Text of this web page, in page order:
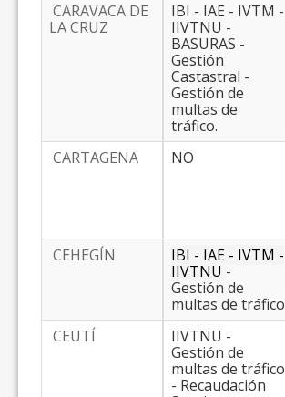
CARAVACA DE
LA CRUZ
IBI - IAE - IVTM -
IIVTNU -
BASURAS -
Gestión
Castastral -
Gestión de
multas de
tráfico.
CARTAGENA NO
CEHEGÍN
IBI - IAE - IVTM -
IIVTNU -
Gestión de
multas de tráfico
CEUTÍ
IIVTNU -
Gestión de
multas de tráfico
- Recaudación